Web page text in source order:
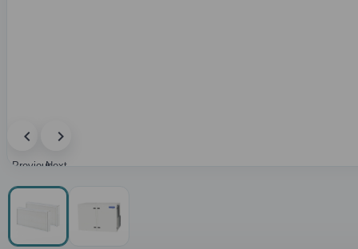
PreviousNext